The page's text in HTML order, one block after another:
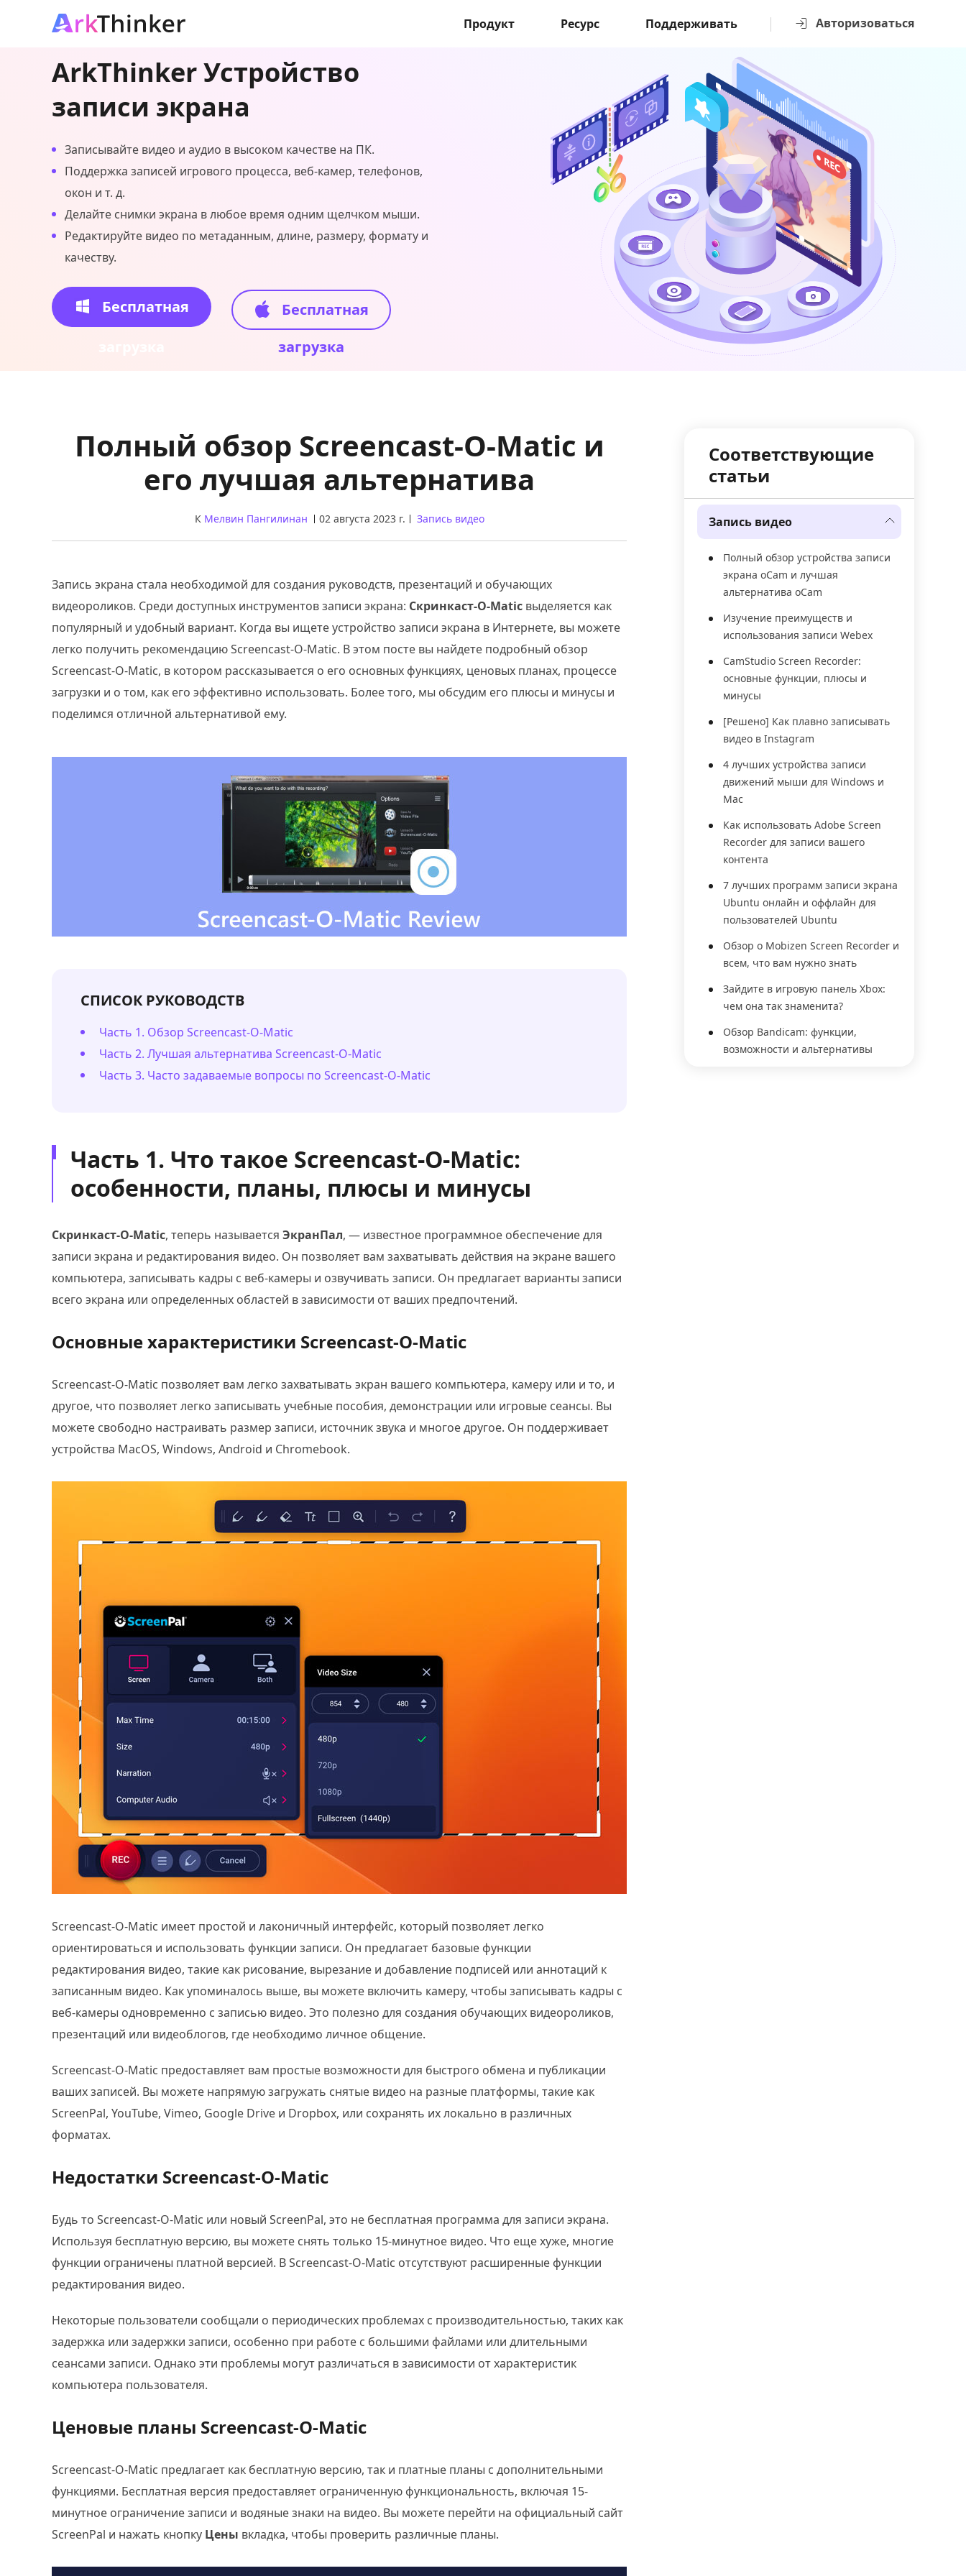
Авторизоваться
Продукт Ресурс Поддерживать
ArkThinker Устройство
записи экрана
Записывайте видео и аудио в высоком качестве на ПК.
Поддержка записей игрового процесса, веб-камер, телефонов,
окон и т. д.
Делайте снимки экрана в любое время одним щелчком мыши.
Редактируйте видео по метаданным, длине, размеру, формату и
качеству.
Бесплатная
Бесплатная
загрузка
Полный обзор Screencast-O-Matic и
его лучшая альтернатива
К Мелвин Пангилинан 02 августа 2023 г. Запись видео
Запись экрана стала необходимой для создания руководств, презентаций и обучающих
видеороликов. Среди доступных инструментов записи экрана: Скринкаст-О-Matic выделяется как
популярный и удобный вариант. Когда вы ищете устройство записи экрана в Интернете, вы можете
легко получить рекомендацию Screencast-O-Matic. В этом посте вы найдете подробный обзор
Screencast-O-Matic, в котором рассказывается о его основных функциях, ценовых планах, процессе
загрузки и о том, как его эффективно использовать. Более того, мы обсудим его плюсы и минусы и
поделимся отличной альтернативой ему.
СПИСОК РУКОВОДСТВ
Часть 1. Обзор Screencast-O-Matic
Часть 2. Лучшая альтернатива Screencast-O-Matic
Часть 3. Часто задаваемые вопросы по Screencast-O-Matic
Часть 1. Что такое Screencast-O-Matic:
особенности, планы, плюсы и минусы
Скринкаст-О-Matic, теперь называется ЭкранПал, — известное программное обеспечение для
записи экрана и редактирования видео. Он позволяет вам захватывать действия на экране вашего
компьютера, записывать кадры с веб-камеры и озвучивать записи. Он предлагает варианты записи
всего экрана или определенных областей в зависимости от ваших предпочтений.
Основные характеристики Screencast-O-Matic
Screencast-O-Matic позволяет вам легко захватывать экран вашего компьютера, камеру или и то, и
другое, что позволяет легко записывать учебные пособия, демонстрации или игровые сеансы. Вы
можете свободно настраивать размер записи, источник звука и многое другое. Он поддерживает
устройства MacOS, Windows, Android и Chromebook.
Screencast-O-Matic имеет простой и лаконичный интерфейс, который позволяет легко
ориентироваться и использовать функции записи. Он предлагает базовые функции
редактирования видео, такие как рисование, вырезание и добавление подписей или аннотаций к
записанным видео. Как упоминалось выше, вы можете включить камеру, чтобы записывать кадры с
веб-камеры одновременно с записью видео. Это полезно для создания обучающих видеороликов,
презентаций или видеоблогов, где необходимо личное общение.
Screencast-O-Matic предоставляет вам простые возможности для быстрого обмена и публикации
ваших записей. Вы можете напрямую загружать снятые видео на разные платформы, такие как
ScreenPal, YouTube, Vimeo, Google Drive и Dropbox, или сохранять их локально в различных
форматах.
Недостатки Screencast-O-Matic
Будь то Screencast-O-Matic или новый ScreenPal, это не бесплатная программа для записи экрана.
Используя бесплатную версию, вы можете снять только 15-минутное видео. Что еще хуже, многие
функции ограничены платной версией. В Screencast-O-Matic отсутствуют расширенные функции
редактирования видео.
Некоторые пользователи сообщали о периодических проблемах с производительностью, таких как
задержка или задержки записи, особенно при работе с большими файлами или длительными
сеансами записи. Однако эти проблемы могут различаться в зависимости от характеристик
компьютера пользователя.
Ценовые планы Screencast-O-Matic
Screencast-O-Matic предлагает как бесплатную версию, так и платные планы с дополнительными
функциями. Бесплатная версия предоставляет ограниченную функциональность, включая 15-
минутное ограничение записи и водяные знаки на видео. Вы можете перейти на официальный сайт
ScreenPal и нажать кнопку Цены вкладка, чтобы проверить различные планы.
Соответствующие
статьи
Запись видео
Полный обзор устройства записи
экрана oCam и лучшая
альтернатива oCam
Изучение преимуществ и
использования записи Webex
CamStudio Screen Recorder:
основные функции, плюсы и
минусы
[Решено] Как плавно записывать
видео в Instagram
4 лучших устройства записи
движений мыши для Windows и
Mac
Как использовать Adobe Screen
Recorder для записи вашего
контента
7 лучших программ записи экрана
Ubuntu онлайн и оффлайн для
пользователей Ubuntu
Обзор о Mobizen Screen Recorder и
всем, что вам нужно знать
Зайдите в игровую панель Xbox:
чем она так знаменита?
Обзор Bandicam: функции,
возможности и альтернативы